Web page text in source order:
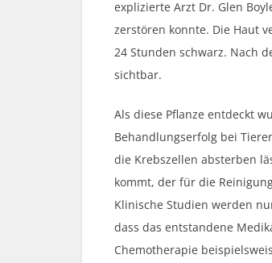
explizierte Arzt Dr. Glen
zerstören konnte. Die Haut
24 Stunden schwarz. Nach
sichtbar.
Als diese Pflanze entdeckt
Behandlungserfolg bei
die Krebszellen absterben
kommt, der für die
Klinische Studien werden
dass das entstandene
Chemotherapie